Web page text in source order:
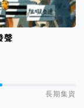
聲
長期集資